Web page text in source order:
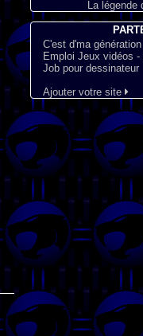
La légende
C'est d'ma
Emploi Jeux vidéos -
Job pour dessinateur
Ajouter votre site